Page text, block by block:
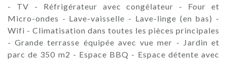
- TV - Réfrigérateur avec congélateur - Four et
Micro-ondes - Lave-vaisselle - Lave-linge (en bas) -
Wifi - Climatisation dans toutes les pièces principales
- Grande terrasse équipée avec vue mer - Jardin et
parc de 350 m2 - Espace BBQ - Espace détente avec